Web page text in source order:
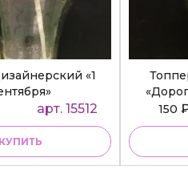
«1
арт. 15512
КУПИТЬ
150